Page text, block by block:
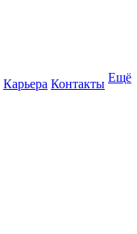
Карьера Контакты Ещё